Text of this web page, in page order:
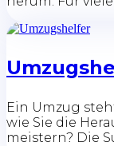
Ein Umzug
wie Sie die
meistern? Die